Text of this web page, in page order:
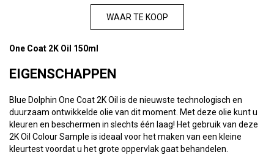
WAAR TE KOOP
One Coat 2K Oil 150ml
EIGENSCHAPPEN
Blue Dolphin One Coat 2K Oil is de nieuwste technologisch en
duurzaam ontwikkelde olie van dit moment. Met deze olie kunt u
kleuren en beschermen in slechts één laag! Het gebruik van deze
2K Oil Colour Sample is ideaal voor het maken van een kleine
kleurtest voordat u het grote oppervlak gaat behandelen.